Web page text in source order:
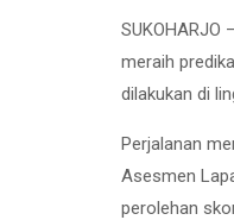
SUKOHARJO
meraih
dilakukan di
Perjalanan
Asesmen
perolehan